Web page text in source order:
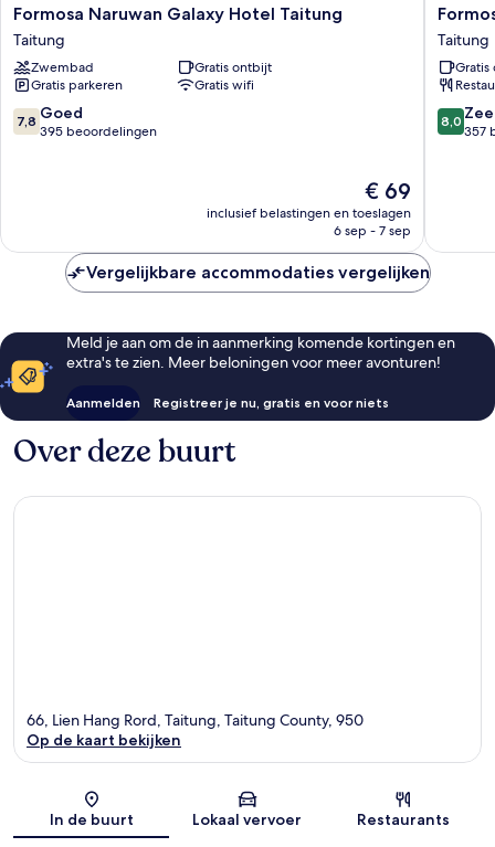
Formosa
Naruwan
Galaxy
Hotel
Taitung
Taitung
Formosa Naruwan Galaxy Hotel Taitung
Taitung
Zwembad
Gratis ontbijt
Gratis parkeren
Gratis wifi
7.8
van
7,8 Goed
395 beoordelingen
De
prijs
is
€ 69
inclusief belastingen en toeslagen
6 sep - 7 sep
Garden
Hotel
Taitung
Taitung
8.0
van
8,0
357
Vergelijkbare accommodaties vergelijken
Meld je aan om de in aanmerking komende kortingen en
extra's te zien. Meer beloningen voor meer avonturen!
Aanmelden Registreer je nu, gratis en voor niets
Over deze buurt
Kaart
66, Lien Hang Rord, Taitung, Taitung County, 950
Op de kaart bekijken
In de buurt Lokaal vervoer Restaurants